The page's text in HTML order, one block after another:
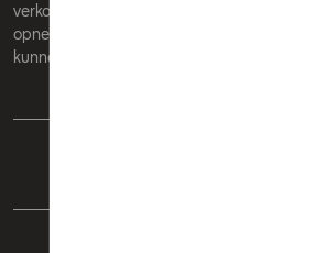
verkoopprijs en de eventuele
opnemen met uw concessiehouder / agent.
kunnen zonder voorafgaande kennisgeving